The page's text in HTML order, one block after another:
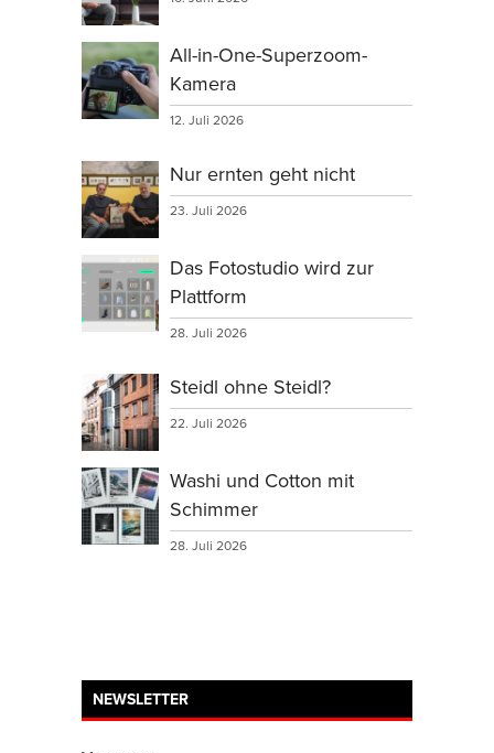
All-in-One-Superzoom-
Kamera
12. Juli 2026
Nur ernten geht nicht
23. Juli 2026
Das Fotostudio wird zur
Plattform
28. Juli 2026
Steidl ohne Steidl?
22. Juli 2026
Washi und Cotton mit
Schimmer
28. Juli 2026
NEWSLETTER